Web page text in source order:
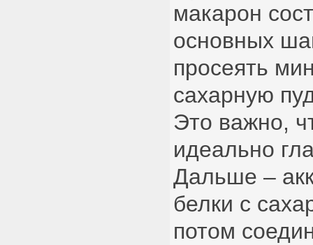
макарон
основных
просеять
сахарную
Это важно,
идеально
Дальше –
белки с
потом